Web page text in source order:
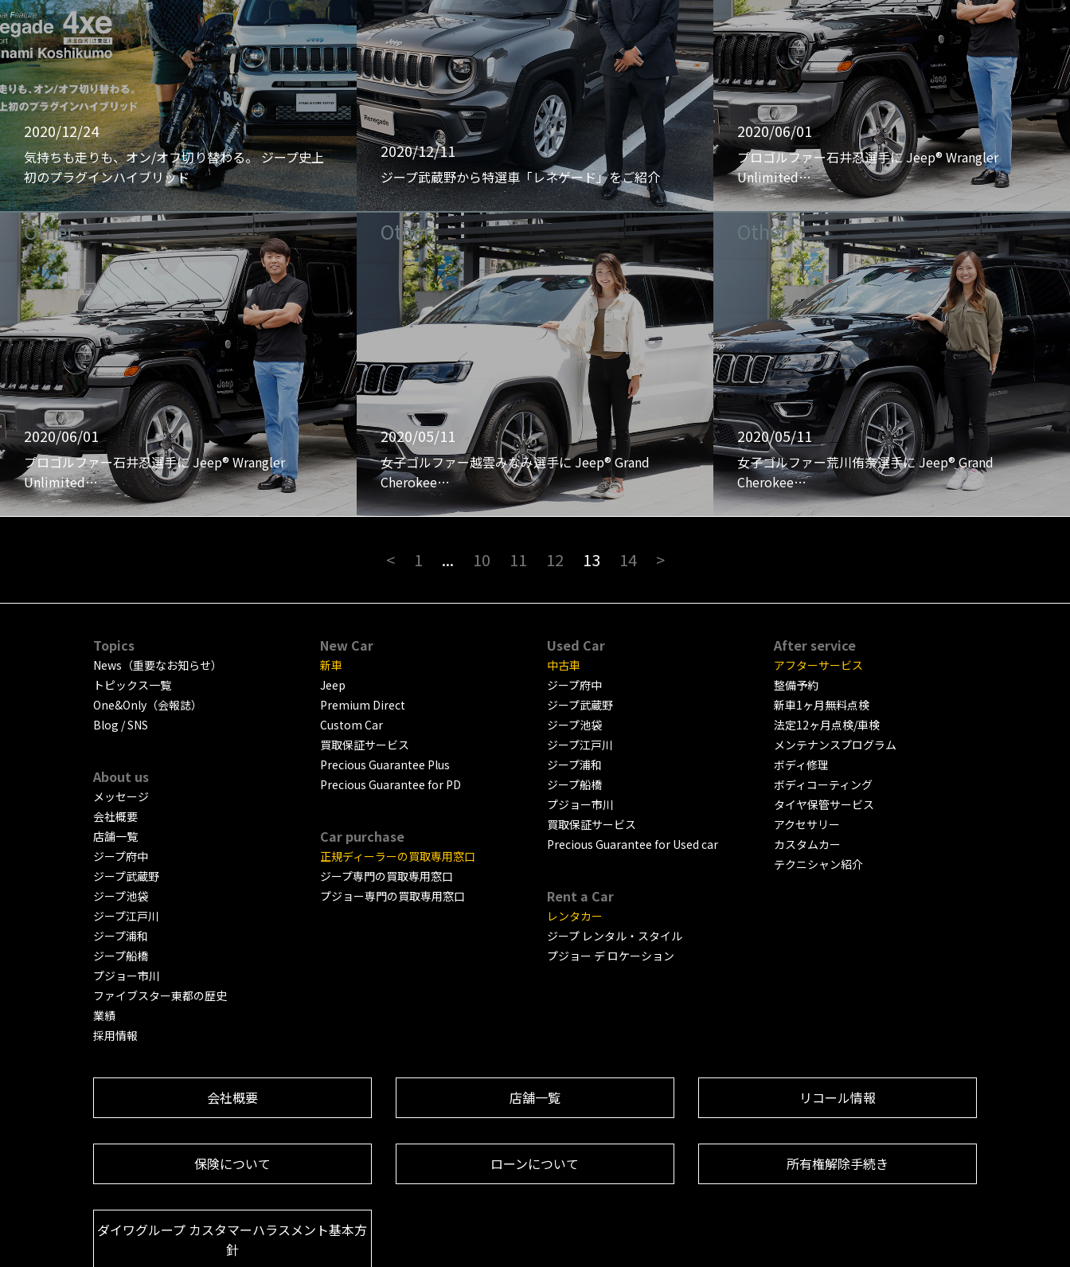
2020/12/24
気持ちも走りも、オン/オフ切り替わる。 ジープ史上
初のプラグインハイブリッド
2020/12/11
ジープ武蔵野から特選車「レネゲード」をご紹介
2020/06/01
プロゴルファー石井忍選手に Jeep® Wrangler
Unlimited…
Other
2020/06/01
プロゴルファー石井忍選手に Jeep® Wrangler
Unlimited…
Other
2020/05/11
女子ゴルファー越雲みなみ選手に Jeep® Grand
Cherokee…
Other
2020/05/11
女子ゴルファー荒川侑奈選手に Jeep® Grand
Cherokee…
< 1 ... 10 11 12 13 14 >
Topics
News（重要なお知らせ）
トピックス一覧
One&Only（会報誌）
Blog / SNS
About us
メッセージ
会社概要
店舗一覧
ジープ府中
ジープ武蔵野
ジープ池袋
ジープ江戸川
ジープ浦和
ジープ船橋
プジョー市川
ファイブスター東都の歴史
業績
採用情報
New Car
新車
Jeep
Premium Direct
Custom Car
買取保証サービス
Precious Guarantee Plus
Precious Guarantee for PD
Car purchase
正規ディーラーの買取専用窓口
ジープ専門の買取専用窓口
プジョー専門の買取専用窓口
Used Car
中古車
ジープ府中
ジープ武蔵野
ジープ池袋
ジープ江戸川
ジープ浦和
ジープ船橋
プジョー市川
買取保証サービス
Precious Guarantee for Used car
Rent a Car
レンタカー
ジープ レンタル・スタイル
プジョー デ ロケーション
After service
アフターサービス
整備予約
新車1ヶ月無料点検
法定12ヶ月点検/車検
メンテナンスプログラム
ボディ修理
ボディコーティング
タイヤ保管サービス
アクセサリー
カスタムカー
テクニシャン紹介
会社概要 店舗一覧 リコール情報
保険について ローンについて 所有権解除手続き
ダイワグループ カスタマーハラスメント基本方
針